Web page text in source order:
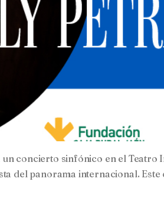
concierto sinfónico en el
del panorama internacional.